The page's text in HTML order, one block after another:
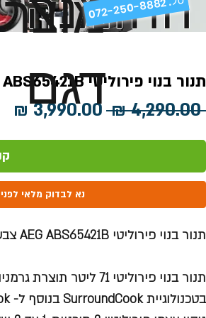
דגםתנור בנוי פירוליטי AEG ABS65421B צבע זכוכית שחורה
‏4,290.00 ‏₪
מחיר
רגיל
נא לבדוק מלאי לפני
תנור בנוי פירוליטי AEG ABS65421B צבע זכוכית שחורה
תנור בנוי פירוליטי 71 ליטר תוצרת גרמניה כולל 2 מסילות טלסקופיות ,פתיחה וסגירה שקטה
בטכנולוגיית SurroundCook בנוסף ל- SenseCook עם טורבו אקטיבי
072-250-8882 .